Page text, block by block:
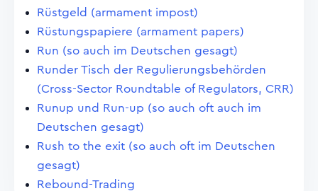
Rüstgeld (armament impost)
Rüstungspapiere (armament papers)
Run (so auch im Deutschen gesagt)
Runder Tisch der Regulierungsbehörden
(Cross-Sector Roundtable of Regulators, CRR)
Runup und Run-up (so auch oft auch im
Deutschen gesagt)
Rush to the exit (so auch oft im Deutschen
gesagt)
Rebound-Trading